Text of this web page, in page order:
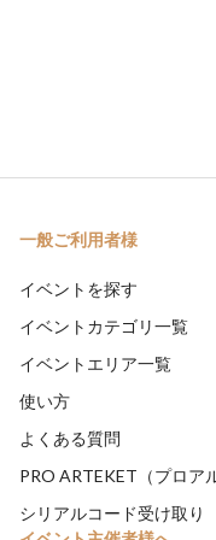
一般ご利用者様
イベントを探す
イベントカテゴリ一覧
イベントエリア一覧
使い方
よくある質問
PRO ARTEKET（プロア
シリアルコード受け取り